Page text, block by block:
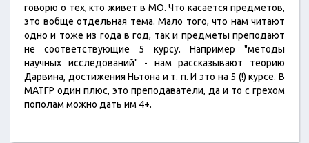
говорю о тех, кто живет в МО. Что касается предметов,
это вобще отдельная тема. Мало того, что нам читают
одно и тоже из года в год, так и предметы преподают
не соответствующие 5 курсу. Например "методы
научных исследований" - нам рассказывают теорию
Дарвина, достижения Ньтона и т. п. И это на 5 (!) курсе. В
МАТГР один плюс, это преподаватели, да и то с грехом
пополам можно дать им 4+.